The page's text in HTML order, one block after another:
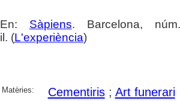
En: Sàpiens. Barcelona,
il. (L'experiència)
Matèries: Cementiris; Art funerari